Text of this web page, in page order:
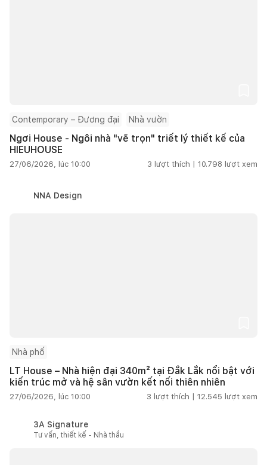
Contemporary – Đương đại Nhà vườn
Ngơi House - Ngôi nhà "vẽ trọn" triết lý thiết kế của
HIEUHOUSE
27/06/2026, lúc 10:00 3 lượt thích | 10.798 lượt xem
NNA Design
Nhà phố
LT House – Nhà hiện đại 340m² tại Đắk Lắk nổi bật với
kiến trúc mở và hệ sân vườn kết nối thiên nhiên
27/06/2026, lúc 10:00 3 lượt thích | 12.545 lượt xem
3A Signature
Tư vấn, thiết kế - Nhà thầu